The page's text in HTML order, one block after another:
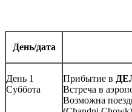
День/дата
День 1
Суббота
Прибытие в
Встреча в
Возможна